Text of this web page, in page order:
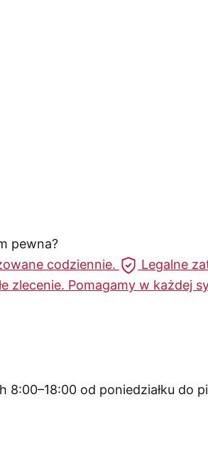
pewna?
codziennie. Legalne
zlecenie. Pomagamy w każdej
od poniedziałku do